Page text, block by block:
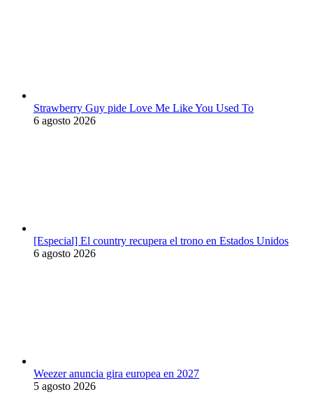
Strawberry Guy pide Love Me Like You Used To
6 agosto 2026
[Especial] El country recupera el trono en Estados Unidos
6 agosto 2026
Weezer anuncia gira europea en 2027
5 agosto 2026